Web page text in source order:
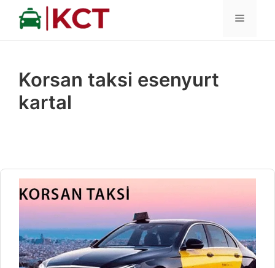
İçeriğe
MENÜ
Korsan taksi esenyurt
kartal